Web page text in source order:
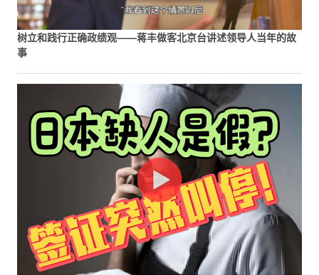
树立和践行正确政绩观——蒋丰做客北京台讲述领导人当年的故
事